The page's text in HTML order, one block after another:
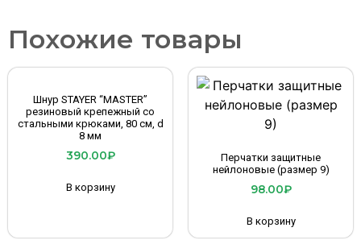
Похожие товары
Шнур STAYER “MASTER”
резиновый крепежный со
стальными крюками, 80 см, d
8 мм
390.00₽
В корзину
Перчатки защитные
нейлоновые (размер 9)
98.00₽
В корзину